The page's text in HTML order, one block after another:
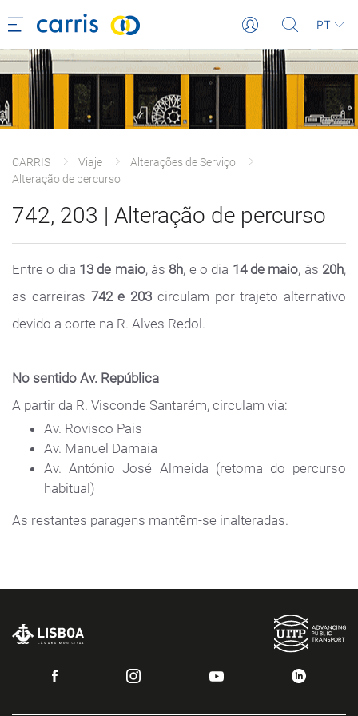
PT
CARRIS Viaje
Alterações de Serviço
Alteração de percurso
742, 203 | Alteração de percurso
Entre o dia 13 de maio, às 8h, e o dia 14 de maio, às 20h,
as carreiras 742 e 203 circulam por trajeto alternativo
devido a corte na R. Alves Redol.
No sentido Av. República
A partir da R. Visconde Santarém, circulam via:
Av. Rovisco Pais
Av. Manuel Damaia
Av. António José Almeida (retoma do percurso
habitual)
As restantes paragens mantêm-se inalteradas.